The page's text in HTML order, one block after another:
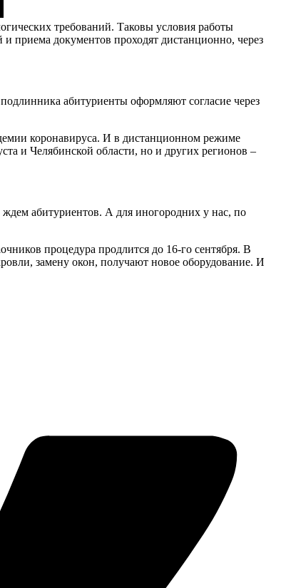
требований. Таковы условия работы
приема документов проходят дистанционно, через
абитуриенты оформляют согласие через
коронавируса. И в дистанционном режиме
и Челябинской области, но и других регионов –
абитуриентов. А для иногородних у нас, по
процедура продлится до 16-го сентября. В
замену окон, получают новое оборудование. И